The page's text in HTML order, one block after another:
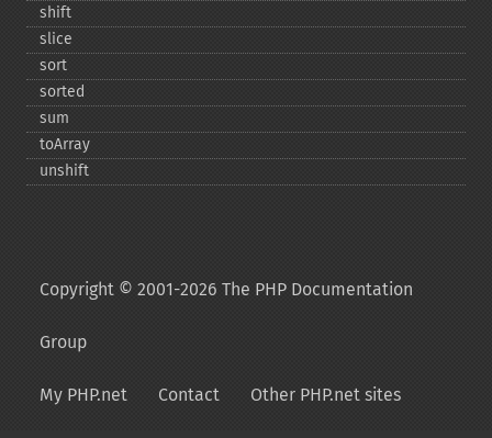
shift
slice
sort
sorted
sum
toArray
unshift
Copyright © 2001-2026 The PHP Documentation
Group
My PHP.net Contact Other PHP.net sites